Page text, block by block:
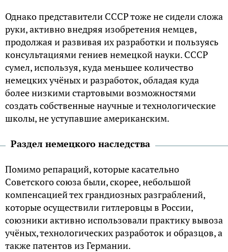
Однако представители СССР тоже не сидели сложа
руки, активно внедряя изобретения немцев,
продолжая и развивая их разработки и пользуясь
консультациями гениев немецкой науки. СССР
сумел, используя, куда меньшее количество
немецких учёных и разработок, обладая куда
более низкими стартовыми возможностями
создать собственные научные и технологические
школы, не уступавшие американским.
Раздел немецкого наследства
Помимо репараций, которые касательно
Советского союза были, скорее, небольшой
компенсацией тех грандиозных разграблений,
которые осуществили гитлеровцы в России,
союзники активно использовали практику вывоза
учёных, технологических разработок и образцов, а
также патентов из Германии.